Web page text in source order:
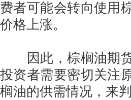
费者可能会转向使用
价格上涨。
因此，棕榈油期货
投资者需要密切关注
榈油的供需情况，来